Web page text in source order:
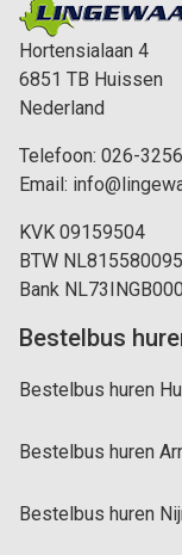
Hortensialaan 4
6851 TB Huissen
Nederland
Telefoon: 026-
Email:
KVK 09159504
BTW
Bank
Bestelbus
Bestelbus huren
Bestelbus huren
Bestelbus huren